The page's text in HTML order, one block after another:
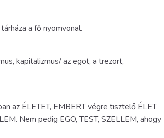
a fő nyomvonal.
kapitalizmus/ az egot, a trezort,
az ÉLETET, EMBERT végre tisztelő ÉLET
Nem pedig EGO, TEST, SZELLEM, ahogy